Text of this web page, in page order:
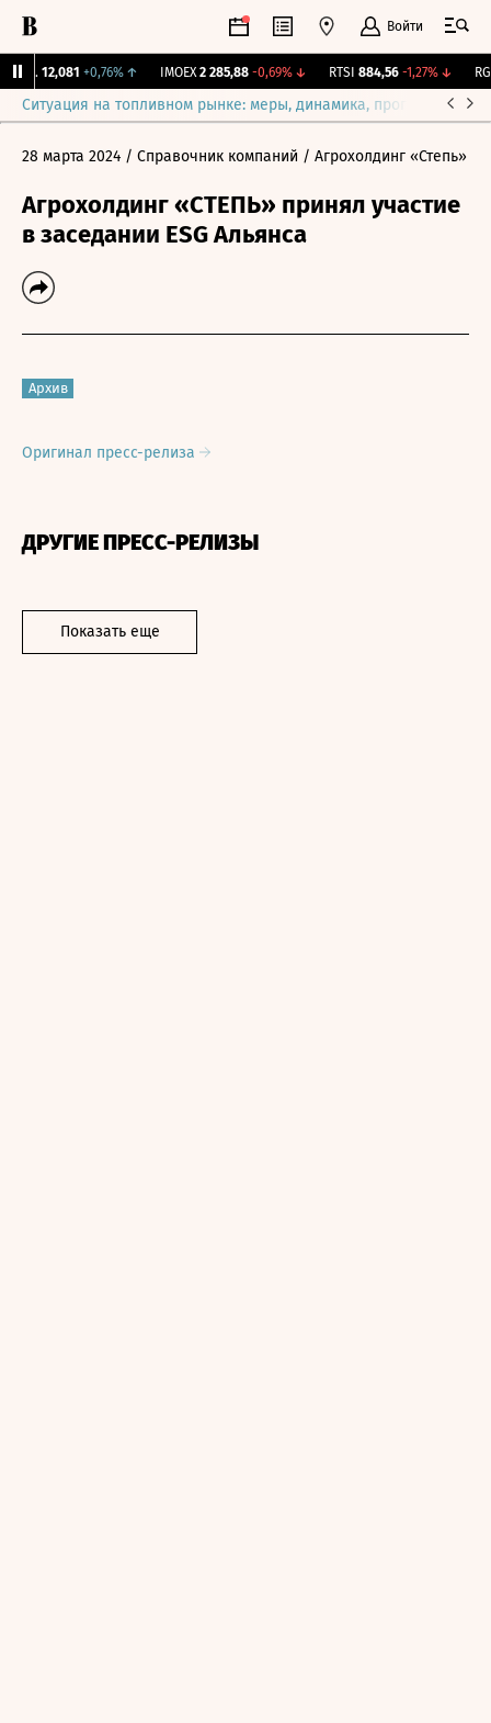
Войти
12,081 +0,76%↑ IMOEX 2 285,88 -0,69%↓ RTSI 884,56 -1,27%↓
Ситуация на топливном рынке: меры, динамика, прогнозы
28 марта 2024 / Справочник компаний / Агрохолдинг «Степь»
Агрохолдинг «СТЕПЬ» принял участие
в заседании ESG Альянса
Архив
Оригинал пресс-релиза
ДРУГИЕ ПРЕСС-РЕЛИЗЫ
Показать еще